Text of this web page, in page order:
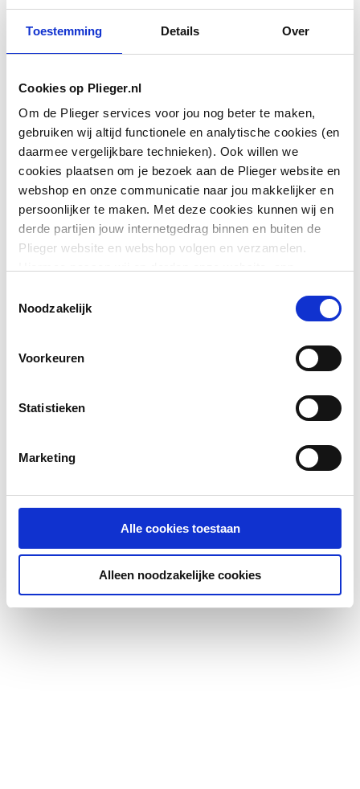
Toestemming Details Over
Cookies op Plieger.nl
Om de Plieger services voor jou nog beter te maken,
gebruiken wij altijd functionele en analytische cookies (en
daarmee vergelijkbare technieken). Ook willen we
cookies plaatsen om je bezoek aan de Plieger website en
webshop en onze communicatie naar jou makkelijker en
persoonlijker te maken. Met deze cookies kunnen wij en
derde partijen jouw internetgedrag binnen en buiten de
Plieger website en webshop volgen en verzamelen.
We slaan je cookievoorkeur op in je browser.
Noodzakelijk
Voorkeuren
Statistieken
Marketing
Alle cookies toestaan
Alleen noodzakelijke cookies